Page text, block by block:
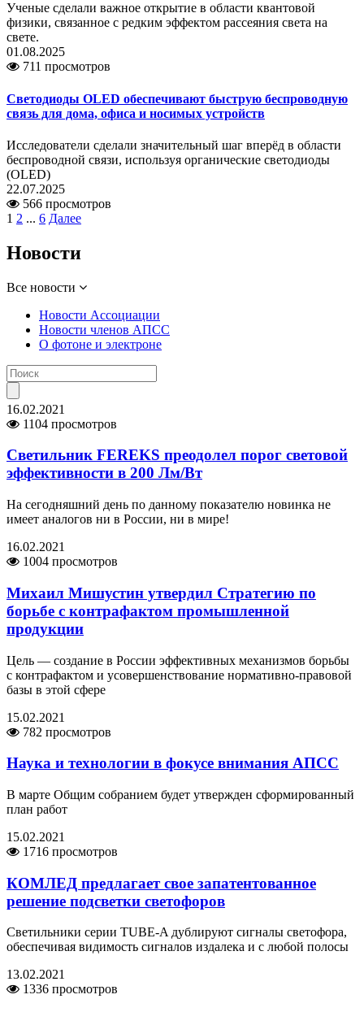
Ученые сделали важное открытие в области квантовой
физики, связанное с редким эффектом рассеяния света на
свете.
01.08.2025
711 просмотров
Светодиоды OLED обеспечивают быструю беспроводную
связь для дома, офиса и носимых устройств
Исследователи сделали значительный шаг вперёд в области
беспроводной связи, используя органические светодиоды
(OLED)
22.07.2025
566 просмотров
1 2 ... 6 Далее
Новости
Все новости
Новости Ассоциации
Новости членов АПСС
О фотоне и электроне
16.02.2021
1104 просмотров
Светильник FEREKS преодолел порог световой
эффективности в 200 Лм/Вт
На сегодняшний день по данному показателю новинка не
имеет аналогов ни в России, ни в мире!
16.02.2021
1004 просмотров
Михаил Мишустин утвердил Стратегию по
борьбе с контрафактом промышленной
продукции
Цель — создание в России эффективных механизмов борьбы
с контрафактом и усовершенствование нормативно-правовой
базы в этой сфере
15.02.2021
782 просмотров
Наука и технологии в фокусе внимания АПСС
В марте Общим собранием будет утвержден сформированный
план работ
15.02.2021
1716 просмотров
КОМЛЕД предлагает свое запатентованное
решение подсветки светофоров
Светильники серии TUBE-A дублируют сигналы светофора,
обеспечивая видимость сигналов издалека и с любой полосы
13.02.2021
1336 просмотров